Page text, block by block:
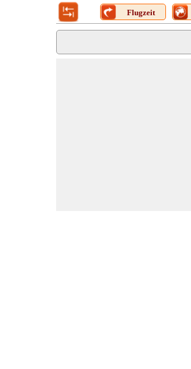
Flugzeit